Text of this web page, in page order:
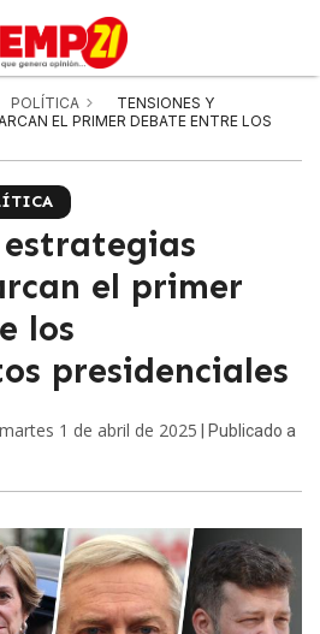
POLÍTICA
TENSIONES Y
EL PRIMER DEBATE ENTRE LOS
estrategias
el primer
los
presidenciales
martes 1 de abril de 2025 | Publicado a